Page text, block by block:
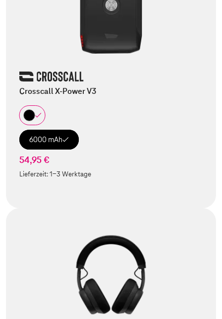
Crosscall X-Power V3
6000 mAh
54,95 €
Lieferzeit:1-3 Werktage